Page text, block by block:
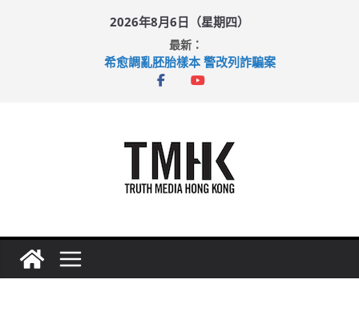
2026年8月6日（星期四）
最新：
希愈調亂胚胎樣本 警改列詐騙案
足球盛會次場激戰 祖雲達斯挫車路士